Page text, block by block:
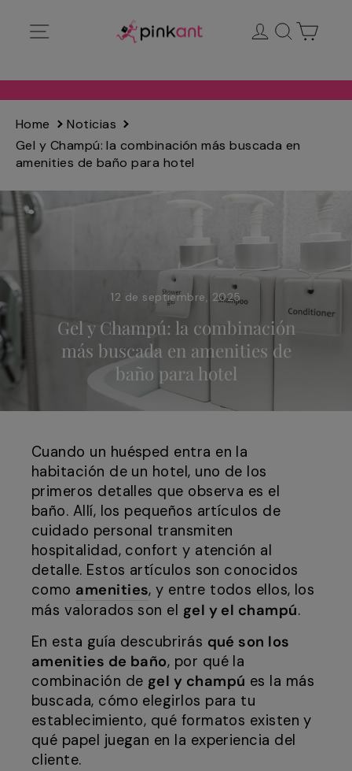
directamente
Ingresar
Buscar
Home
Noticias
Gel y Champú: la combinación más buscada en
amenities de baño para hotel
12 de septiembre, 2025
Gel y Champú: la combinación
más buscada en amenities de
baño para hotel
Cuando un huésped entra en la
habitación de un hotel, uno de los
primeros detalles que observa es el
baño. Allí, los pequeños artículos de
cuidado personal transmiten
hospitalidad, confort y atención al
detalle. Estos artículos son conocidos
como amenities, y entre todos ellos, los
más valorados son el gel y el champú.
En esta guía descubrirás qué son los
amenities de baño, por qué la
combinación de gel y champú es la más
buscada, cómo elegirlos para tu
establecimiento, qué formatos existen y
qué papel juegan en la experiencia del
cliente.